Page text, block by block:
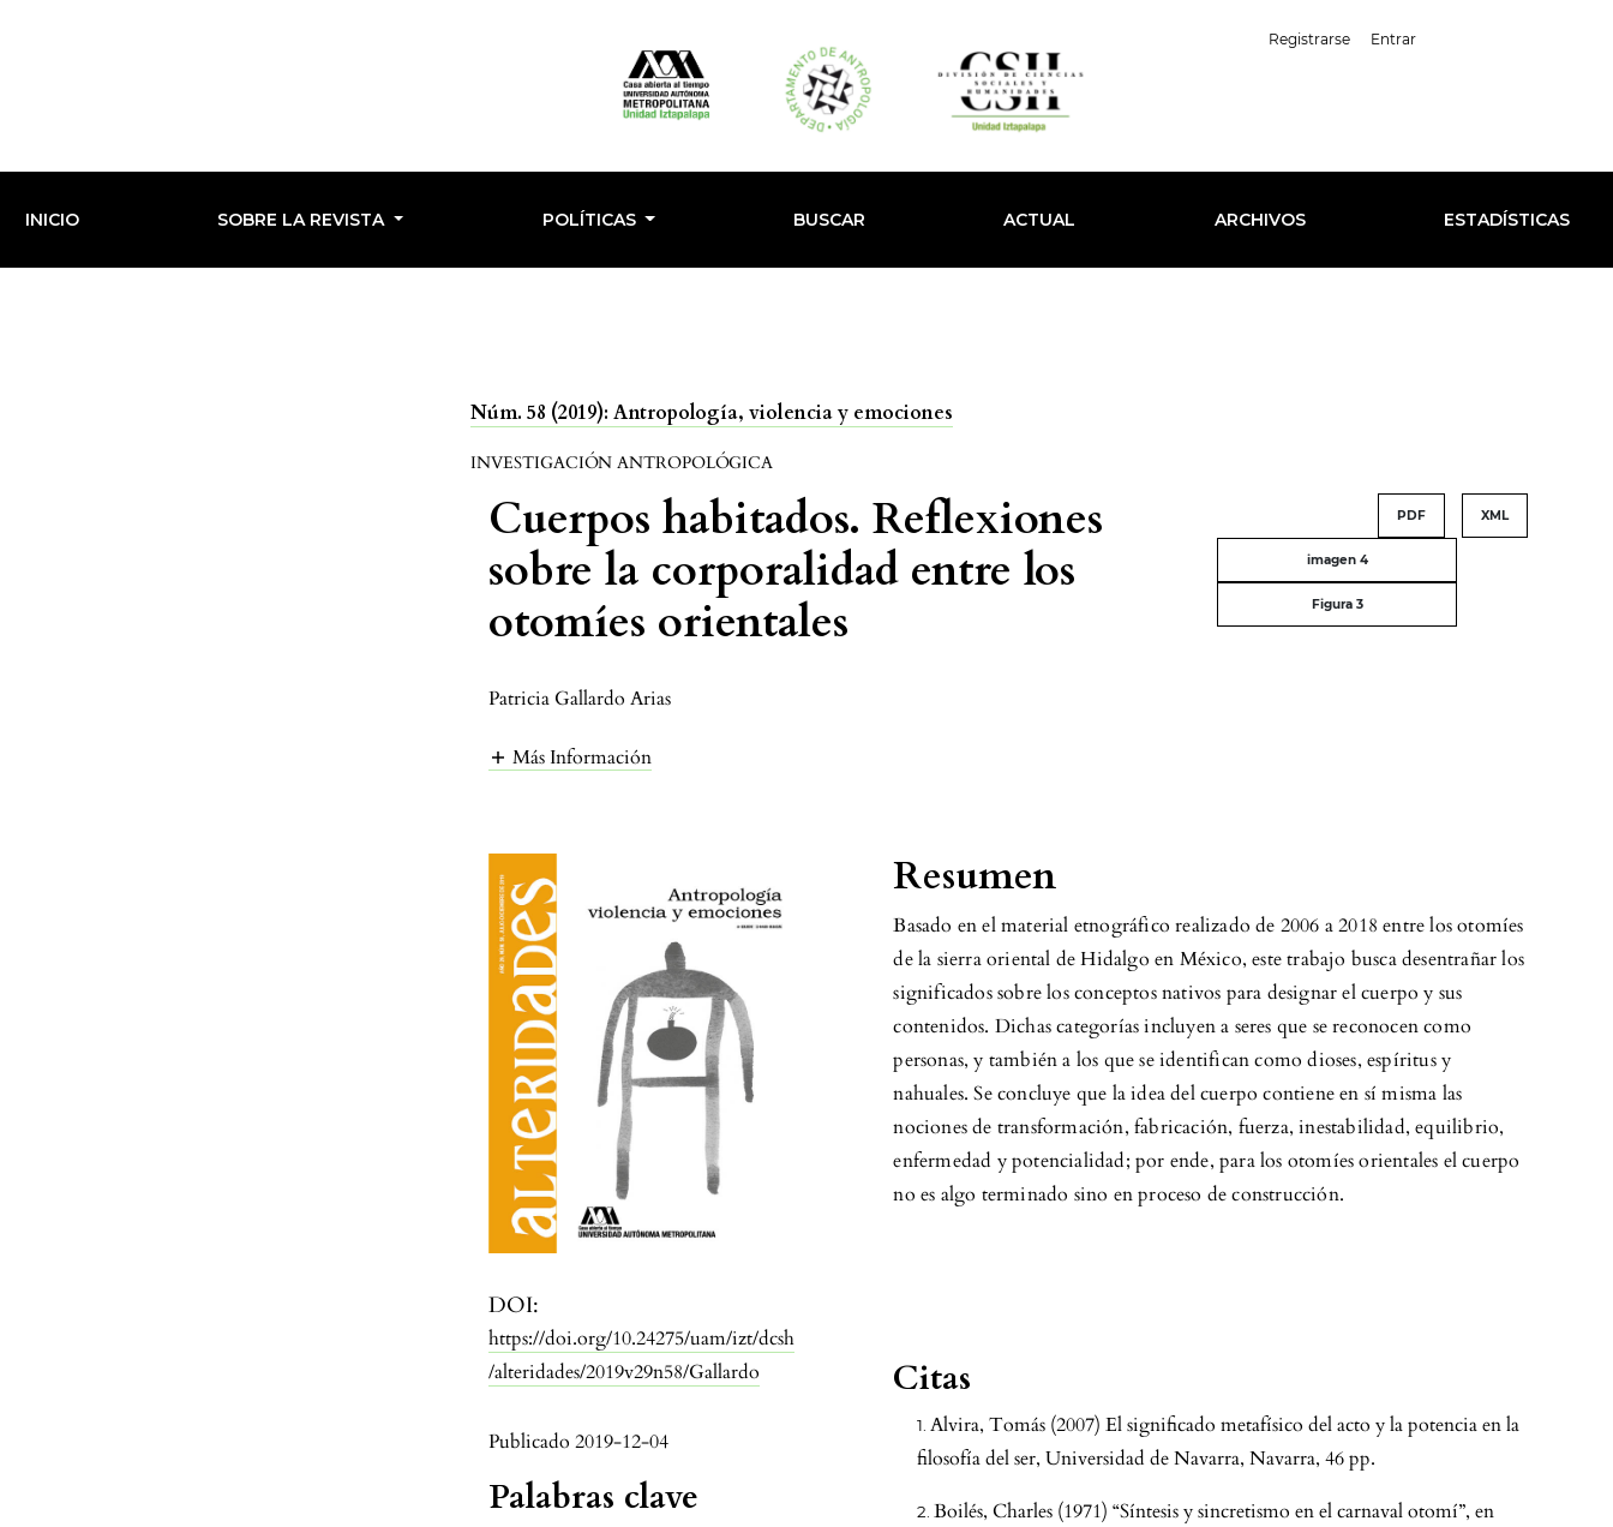
Registrarse Entrar
INICIO SOBRE LA REVISTA POLÍTICAS BUSCAR ACTUAL ARCHIVOS ESTADÍSTICAS
Núm. 58 (2019): Antropología, violencia y emociones
INVESTIGACIÓN ANTROPOLÓGICA
Cuerpos habitados. Reflexiones
sobre la corporalidad entre los
otomíes orientales
PDF XML
imagen 4
Figura 3
Patricia Gallardo Arias
Más Información
DOI:
https://doi.org/10.24275/uam/izt/dcsh
/alteridades/2019v29n58/Gallardo
Publicado 2019-12-04
Palabras clave
Resumen
Basado en el material etnográfico realizado de 2006 a 2018 entre los otomíes
de la sierra oriental de Hidalgo en México, este trabajo busca desentrañar los
significados sobre los conceptos nativos para designar el cuerpo y sus
contenidos. Dichas categorías incluyen a seres que se reconocen como
personas, y también a los que se identifican como dioses, espíritus y
nahuales. Se concluye que la idea del cuerpo contiene en sí misma las
nociones de transformación, fabricación, fuerza, inestabilidad, equilibrio,
enfermedad y potencialidad; por ende, para los otomíes orientales el cuerpo
no es algo terminado sino en proceso de construcción.
Citas
Alvira, Tomás (2007) El significado metafísico del acto y la potencia en la
filosofía del ser, Universidad de Navarra, Navarra, 46 pp.
Boilés, Charles (1971) “Síntesis y sincretismo en el carnaval otomí”, en